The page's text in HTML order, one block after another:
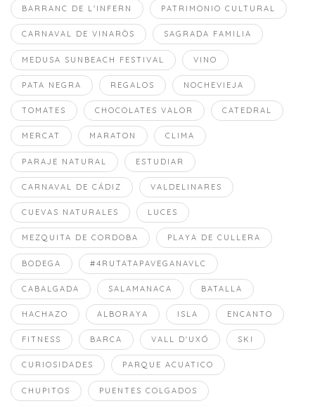
BARRANC DE L'INFERN PATRIMONIO CULTURAL
CARNAVAL DE VINARÒS SAGRADA FAMILIA
MEDUSA SUNBEACH FESTIVAL VINO
PATA NEGRA REGALOS NOCHEVIEJA
TOMATES CHOCOLATES VALOR CATEDRAL
MERCAT MARATON CLIMA
PARAJE NATURAL ESTUDIAR
CARNAVAL DE CÁDIZ VALDELINARES
CUEVAS NATURALES LUCES
MEZQUITA DE CORDOBA PLAYA DE CULLERA
BODEGA #4RUTATAPAVEGANAVLC
CABALGADA SALAMANACA BATALLA
HACHAZO ALBORAYA ISLA ENCANTO
FITNESS BARCA VALL D'UXÓ SKI
CURIOSIDADES PARQUE ACUATICO
CHUPITOS PUENTES COLGADOS